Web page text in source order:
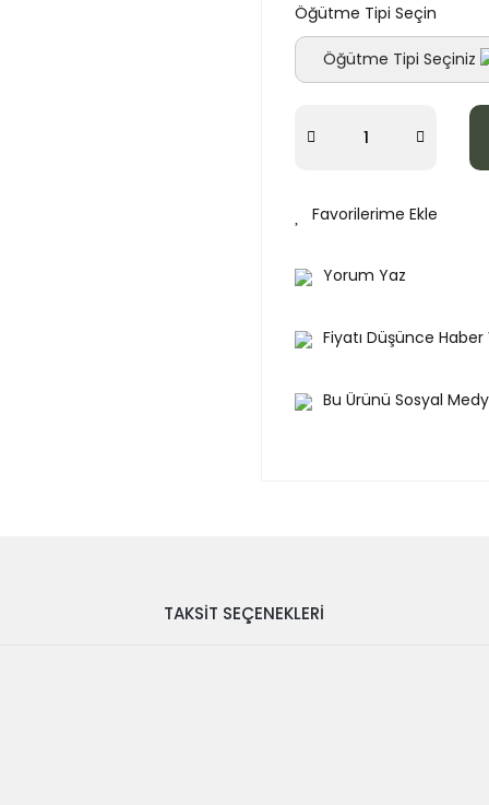
Öğütme Tipi Seçin
Öğütme Tipi Seçiniz
Yorum Yaz
Fiyatı Düşünce Haber
Bu Ürünü Sosyal
TAKSIT SEÇENEKLERI